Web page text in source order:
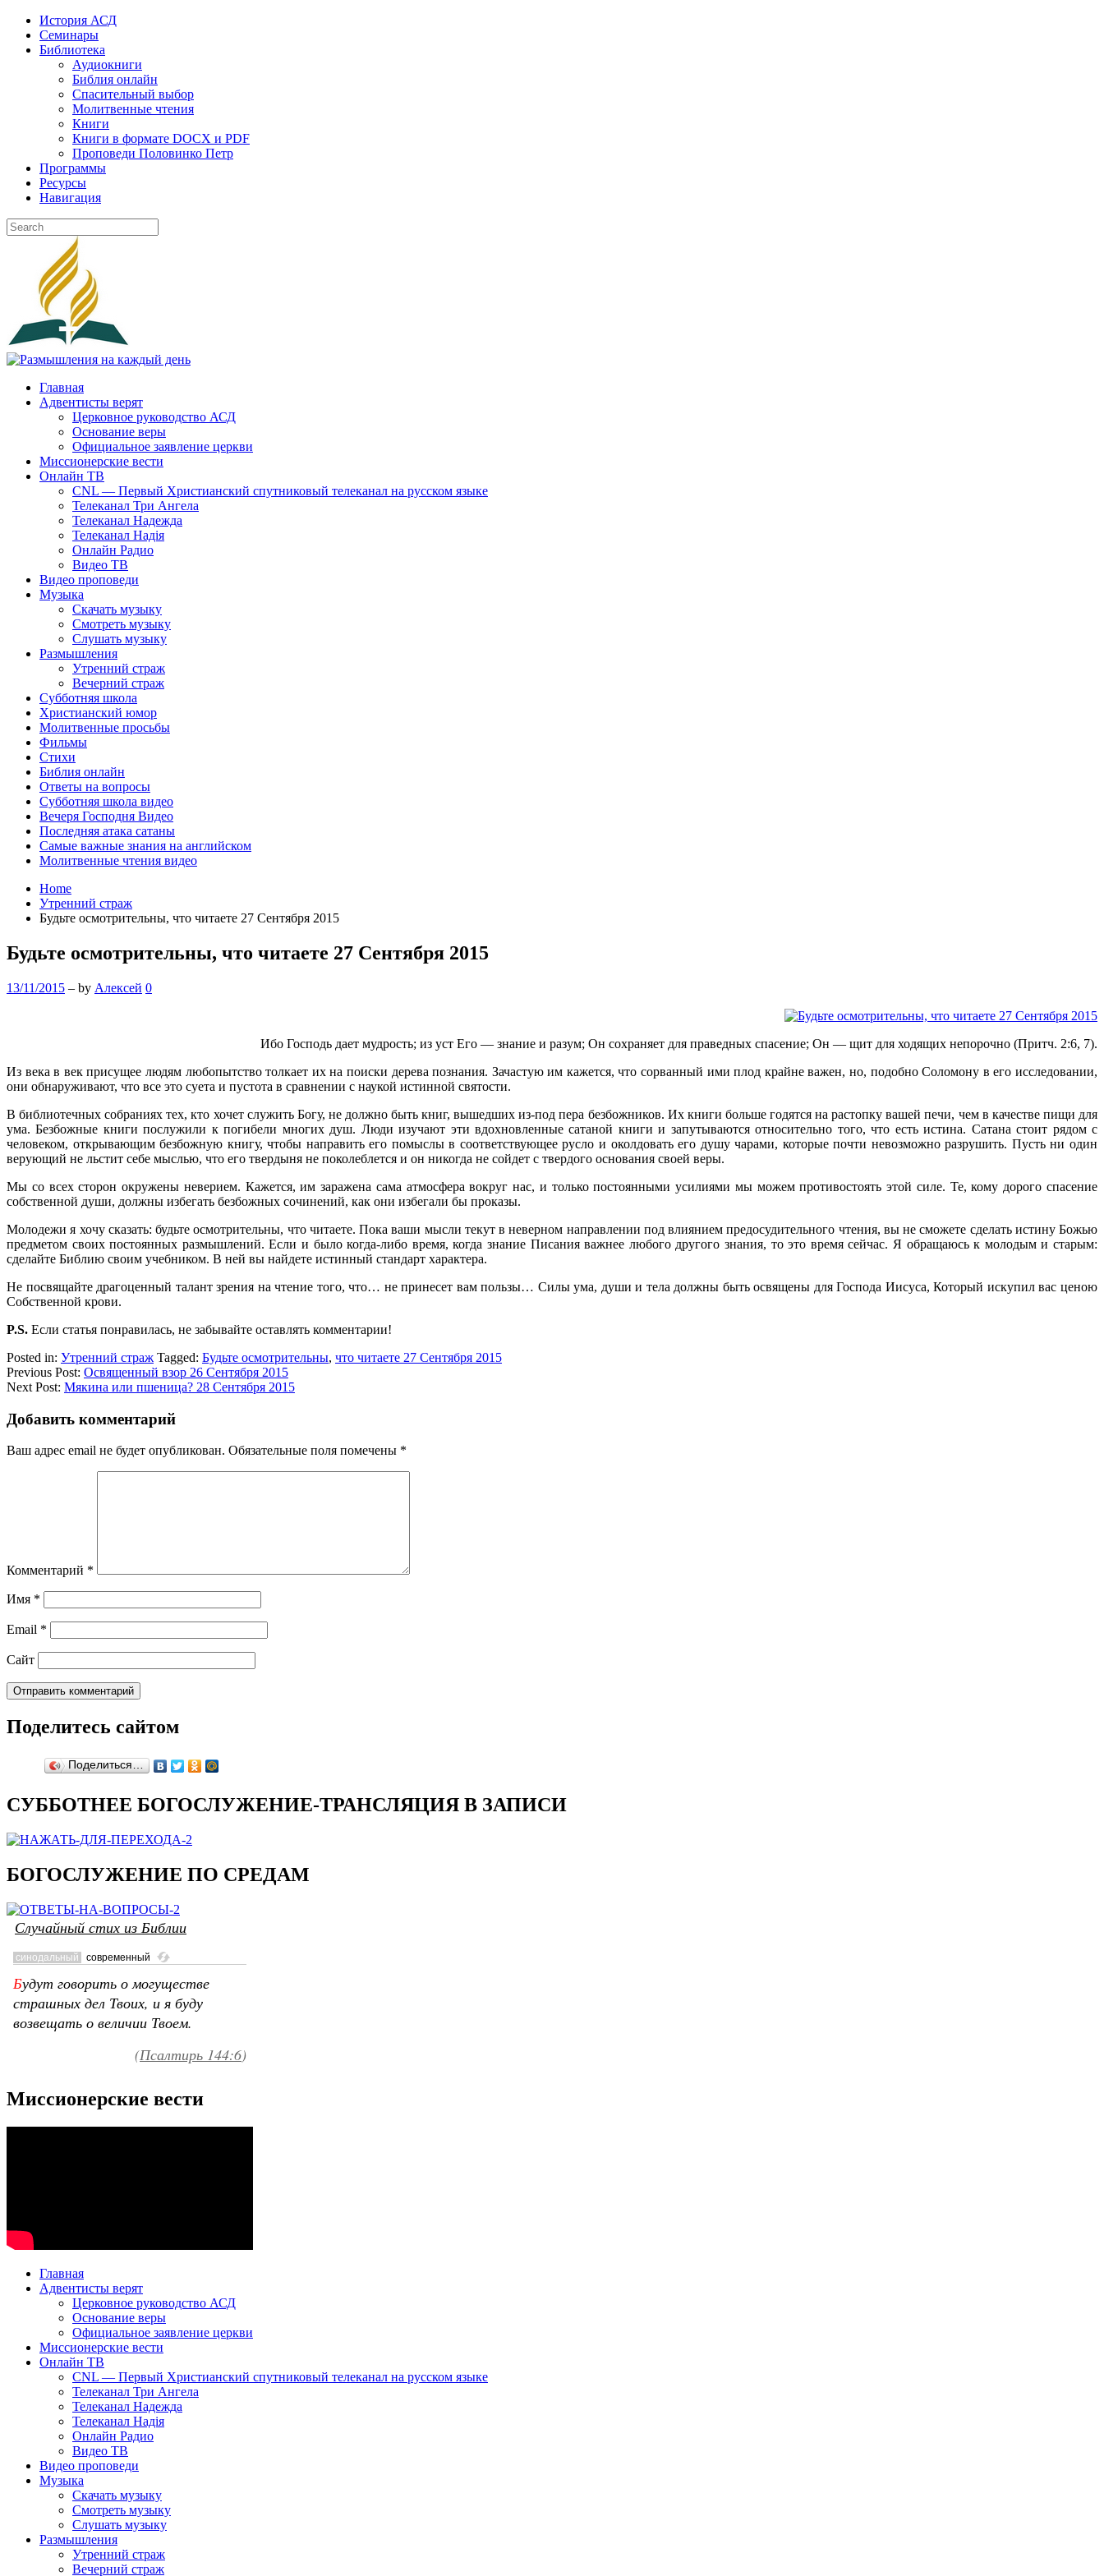
Skip
content
История АСД
Семинары
Библиотека
Аудиокниги
Библия онлайн
Спасительный выбор
Молитвенные чтения
Книги
Книги в формате DOCX и PDF
Проповеди Половинко Петр
Программы
Ресурсы
Навигация
Главная
Адвентисты верят
Церковное руководство АСД
Основание веры
Официальное заявление церкви
Миссионерские вести
Онлайн ТВ
CNL — Первый Христианский спутниковый телеканал на русском языке
Телеканал Три Ангела
Телеканал Надежда
Телеканал Надія
Онлайн Радио
Видео ТВ
Видео проповеди
Музыка
Скачать музыку
Смотреть музыку
Слушать музыку
Размышления
Утренний страж
Вечерний страж
Субботняя школа
Христианский юмор
Молитвенные просьбы
Фильмы
Стихи
Библия онлайн
Ответы на вопросы
Субботняя школа видео
Вечеря Господня Видео
Последняя атака сатаны
Самые важные знания на английском
Молитвенные чтения видео
Home
Утренний страж
Будьте осмотрительны, что читаете 27 Сентября 2015
Будьте осмотрительны, что читаете 27 Сентября 2015
13/11/2015 – by Алексей 0
Ибо Господь дает мудрость; из уст Его — знание и разум; Он сохраняет для праведных спасение; Он — щит для ходящих непорочно (Притч. 2:6, 7).
Из века в век присущее людям любопытство толкает их на поиски дерева познания. Зачастую им кажется, что сорванный ими плод крайне важен, но, подобно Соломону в его исследовании,
они обнаруживают, что все это суета и пустота в сравнении с наукой истинной святости.
В библиотечных собраниях тех, кто хочет служить Богу, не должно быть книг, вышедших из-под пера безбожников. Их книги больше годятся на растопку вашей печи, чем в качестве пищи для
ума. Безбожные книги послужили к погибели многих душ. Люди изучают эти вдохновленные сатаной книги и запутываются относительно того, что есть истина. Сатана стоит рядом с
человеком, открывающим безбожную книгу, чтобы направить его помыслы в соответствующее русло и околдовать его душу чарами, которые почти невозможно разрушить. Пусть ни один
верующий не льстит себе мыслью, что его твердыня не поколеблется и он никогда не сойдет с твердого основания своей веры.
Мы со всех сторон окружены неверием. Кажется, им заражена сама атмосфера вокруг нас, и только постоянными усилиями мы можем противостоять этой силе. Те, кому дорого спасение
собственной души, должны избегать безбожных сочинений, как они избегали бы проказы.
Молодежи я хочу сказать: будьте осмотрительны, что читаете. Пока ваши мысли текут в неверном направлении под влиянием предосудительного чтения, вы не сможете сделать истину Божью
предметом своих постоянных размышлений. Если и было когда-либо время, когда знание Писания важнее любого другого знания, то это время сейчас. Я обращаюсь к молодым и старым:
сделайте Библию своим учебником. В ней вы найдете истинный стандарт характера.
Не посвящайте драгоценный талант зрения на чтение того, что… не принесет вам пользы… Силы ума, души и тела должны быть освящены для Господа Иисуса, Который искупил вас ценою
Собственной крови.
P.S. Если статья понравилась, не забывайте оставлять комментарии!
Posted in: Утренний страж Tagged: Будьте осмотрительны, что читаете 27 Сентября 2015
Previous Post: Освященный взор 26 Сентября 2015
Next Post: Мякина или пшеница? 28 Сентября 2015
Добавить комментарий
Ваш адрес email не будет опубликован. Обязательные поля помечены *
Комментарий *
Имя *
Email *
Сайт
Поделитесь сайтом
Поделиться…
СУББОТНЕЕ БОГОСЛУЖЕНИЕ-ТРАНСЛЯЦИЯ В ЗАПИСИ
БОГОСЛУЖЕНИЕ ПО СРЕДАМ
Случайный стих из Библии
Миссионерские вести
Главная
Адвентисты верят
Церковное руководство АСД
Основание веры
Официальное заявление церкви
Миссионерские вести
Онлайн ТВ
CNL — Первый Христианский спутниковый телеканал на русском языке
Телеканал Три Ангела
Телеканал Надежда
Телеканал Надія
Онлайн Радио
Видео ТВ
Видео проповеди
Музыка
Скачать музыку
Смотреть музыку
Слушать музыку
Размышления
Утренний страж
Вечерний страж